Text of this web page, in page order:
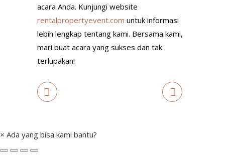
acara Anda. Kunjungi website
rentalpropertyevent.com untuk informasi
lebih lengkap tentang kami. Bersama kami,
mari buat acara yang sukses dan tak
terlupakan!
× Ada yang bisa kami bantu?